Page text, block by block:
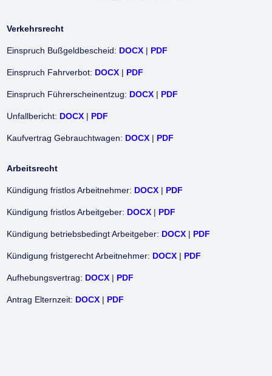
Verkehrsrecht
Einspruch Bußgeldbescheid: DOCX | PDF
Einspruch Fahrverbot: DOCX | PDF
Einspruch Führerscheinentzug: DOCX | PDF
Unfallbericht: DOCX | PDF
Kaufvertrag Gebrauchtwagen: DOCX | PDF
Arbeitsrecht
Kündigung fristlos Arbeitnehmer: DOCX | PDF
Kündigung fristlos Arbeitgeber: DOCX | PDF
Kündigung betriebsbedingt Arbeitgeber: DOCX | PDF
Kündigung fristgerecht Arbeitnehmer: DOCX | PDF
Aufhebungsvertrag: DOCX | PDF
Antrag Elternzeit: DOCX | PDF